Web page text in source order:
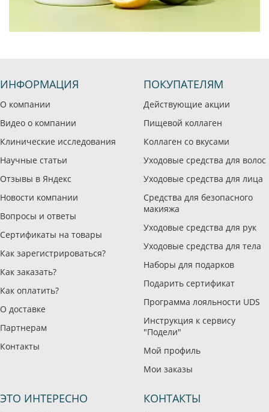
ИНФОРМАЦИЯ
О компании
Видео о компании
Клинические исследования
Научные статьи
Отзывы в Яндекс
Новости компании
Вопросы и ответы
Сертификаты на товары
Как зарегистрироваться?
Как заказать?
Как оплатить?
О доставке
Партнерам
Контакты
ПОКУПАТЕЛЯМ
Действующие акции
Пищевой коллаген
Коллаген со вкусами
Уходовые средства для волос
Уходовые средства для лица
Средства для безопасного
макияжа
Уходовые средства для рук
Уходовые средства для тела
Наборы для подарков
Подарить сертификат
Программа лояльности UDS
Инструкция к сервису
"Подели"
Мой профиль
Мои заказы
ЭТО ИНТЕРЕСНО КОНТАКТЫ